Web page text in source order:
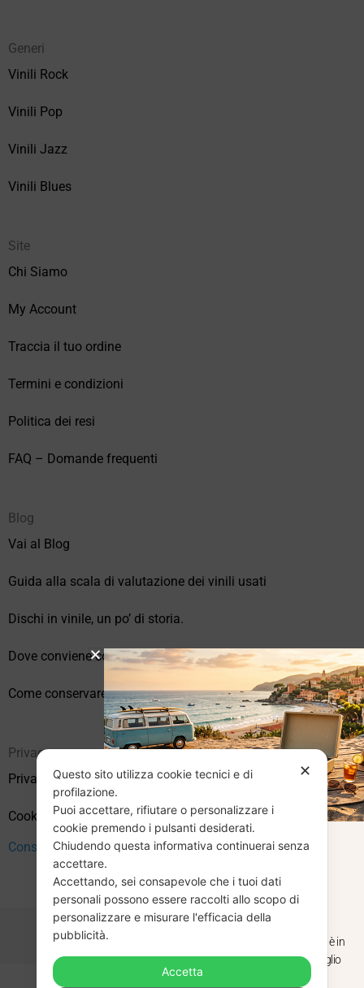
Generi
Vinili Rock
Vinili Pop
Vinili Jazz
Vinili Blues
Site
Chi Siamo
My Account
Traccia il tuo ordine
Termini e condizioni
Politica dei resi
FAQ – Domande frequenti
Blog
Vai al Blog
Guida alla scala di valutazione dei vinili usati
Dischi in vinile, un po’ di storia.
Dove conviene comprare vinili online?
Come conservare correttamente i vinili usati
Privacy
Privacy Policy
Cookie Policy (UE)
Consenso
Copyright © 2026 Vendita Vinili Usati | P.IVA 12240940960
✕
Questo sito utilizza cookie tecnici e di
profilazione.
Puoi accettare, rifiutare o personalizzare i
cookie premendo i pulsanti desiderati.
Chiudendo questa informativa continuerai senza
accettare.
Accettando, sei consapevole che i tuoi dati
personali possono essere raccolti allo scopo di
personalizzare e misurare l'efficacia della
pubblicità.
Accetta
CHIUSURA
ESTIVA
Dal 29 luglio al 31 agosto venditaviniliusati.it è in
pausa estiva. Gli ordini ricevuti entro il 29 luglio
saranno spediti regolarmente.